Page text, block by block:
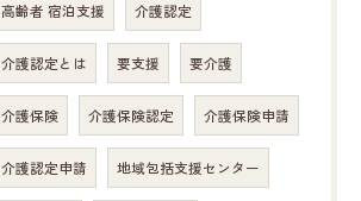
高齢者 宿泊支援 介護認定
介護認定とは 要支援 要介護
介護保険 介護保険認定 介護保険申請
介護認定申請 地域包括支援センター